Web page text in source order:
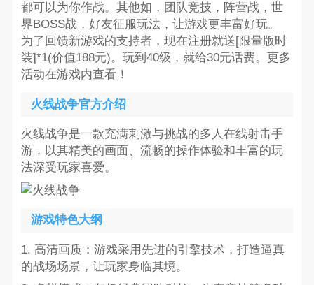
都可以为你作战。其他如，团队竞技，阵营战，世
界BOSS战，好友征服玩法，让游戏更丰富好玩。
为了回馈新游戏的支持者，现在注册就送[限量版时
装]*1(价值188元)。玩到40级，就给30元话费。更多
活动在游戏内查看！
火线战争官方介绍
火线战争是一款充满刺激与挑战的多人在线射击手
游，以其精美的画面、流畅的操作体验和丰富的玩
法深受玩家喜爱。
游戏特色大纲
1. 高清画质：游戏采用先进的引擎技术，打造逼真
的战场场景，让玩家身临其境。